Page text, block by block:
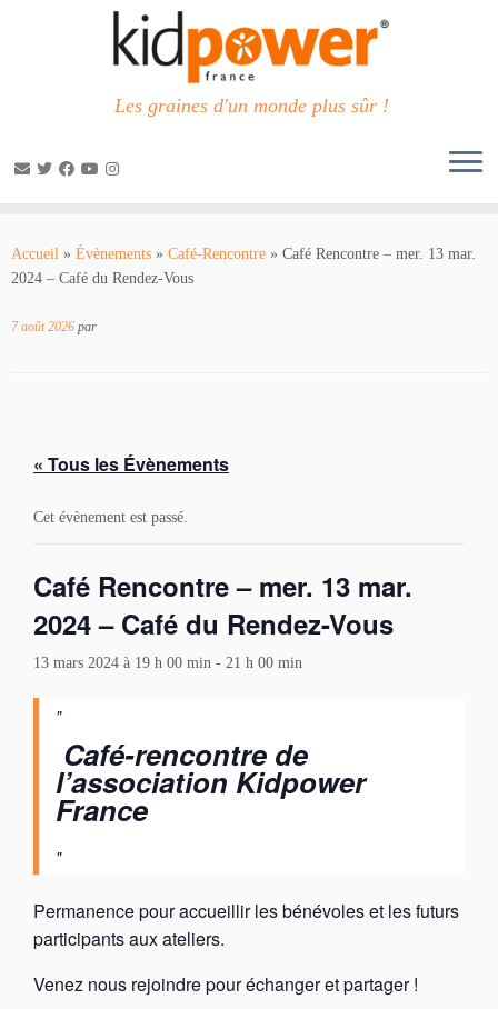
contenu
Les graines d'un monde plus sûr !
Accueil » Évènements » Café-Rencontre » Café Rencontre – mer. 13 mar.
2024 – Café du Rendez-Vous
7 août 2026 par
« Tous les Évènements
Cet évènement est passé.
Café Rencontre – mer. 13 mar.
2024 – Café du Rendez-Vous
13 mars 2024 à 19 h 00 min - 21 h 00 min
Café-rencontre de
l’association Kidpower
France
Permanence pour accueillir les bénévoles et les futurs
participants aux ateliers.
Venez nous rejoindre pour échanger et partager !